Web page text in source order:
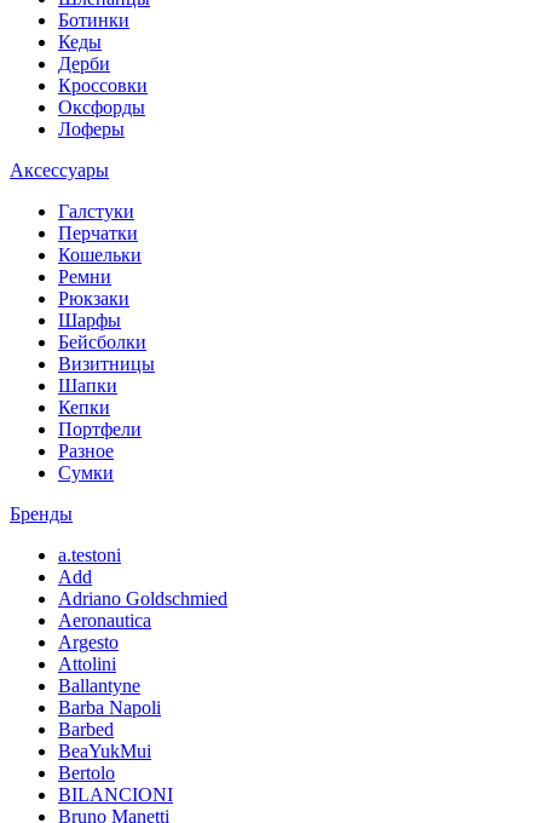
Ботинки
Кеды
Дерби
Кроссовки
Оксфорды
Лоферы
Аксессуары
Галстуки
Перчатки
Кошельки
Ремни
Рюкзаки
Шарфы
Бейсболки
Визитницы
Шапки
Кепки
Портфели
Разное
Сумки
Бренды
a.testoni
Add
Adriano Goldschmied
Aeronautica
Argesto
Attolini
Ballantyne
Barba Napoli
Barbed
BeaYukMui
Bertolo
BILANCIONI
Bruno Manetti